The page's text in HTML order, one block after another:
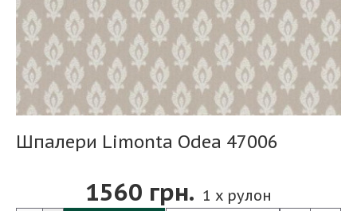
Шпалери Limonta Odea 47006
1560 грн. 1 x рулон